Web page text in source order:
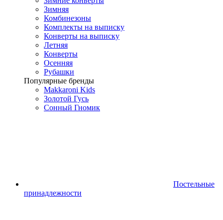
Зимняя
Комбинезоны
Комплекты на выписку
Конверты на выписку
Летняя
Конверты
Осенняя
Рубашки
Популярные бренды
Makkaroni Kids
Золотой Гусь
Сонный Гномик
Постельные
принадлежности